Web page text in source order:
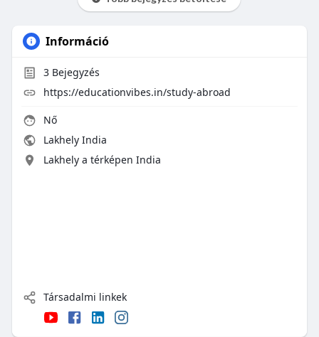
Információ
3Bejegyzés
https://educationvibes.in/study-abroad
Nő
Lakhely India
Lakhely a térképen India
Társadalmi linkek